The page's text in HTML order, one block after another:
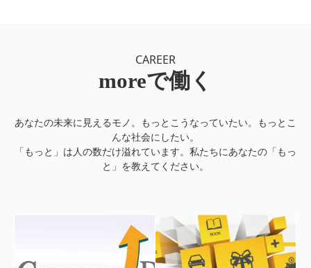
CAREER
moreで働く
あなたの未来に⾒えるモノ。もっとこうなっていたい。もっとこ
んな社会にしたい。
「もっと」は⼈の数だけ溢れています。私たちにあなたの「もっ
と」を教えてください。